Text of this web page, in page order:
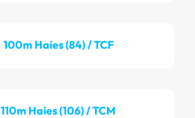
100m Haies (84) / TCF
110m Haies (106) / TCM